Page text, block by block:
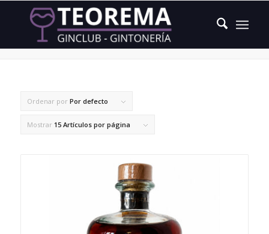
Coriandro (Cilantro)
Ordenar por Por defecto
Mostrar 15 Artículos por página